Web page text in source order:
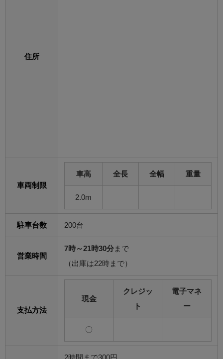
住所
車両制限
車高 全長 全幅 重量
2.0m
駐車台数 200台
営業時間
7時～21時30分 まで
（出庫は22時まで）
支払方法
現金
クレジッ
ト
電子マネ
ー
〇
2時間まで300円